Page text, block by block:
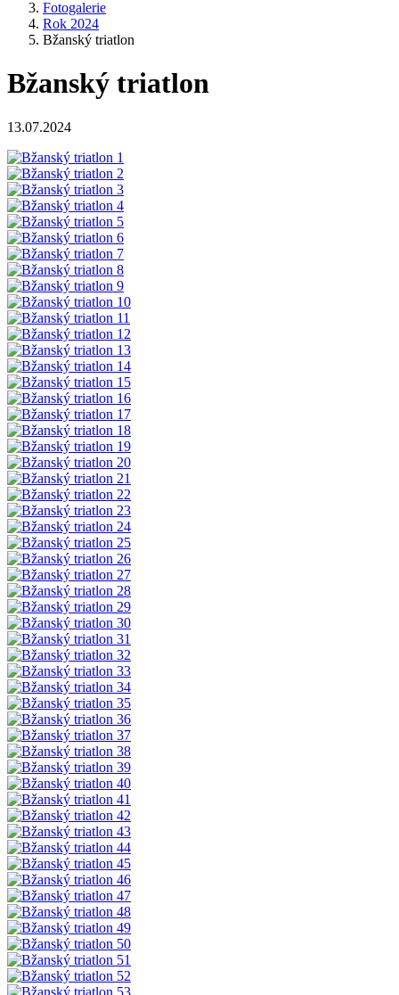
Fotogalerie
Rok 2024
Bžanský triatlon
Bžanský triatlon
13.07.2024